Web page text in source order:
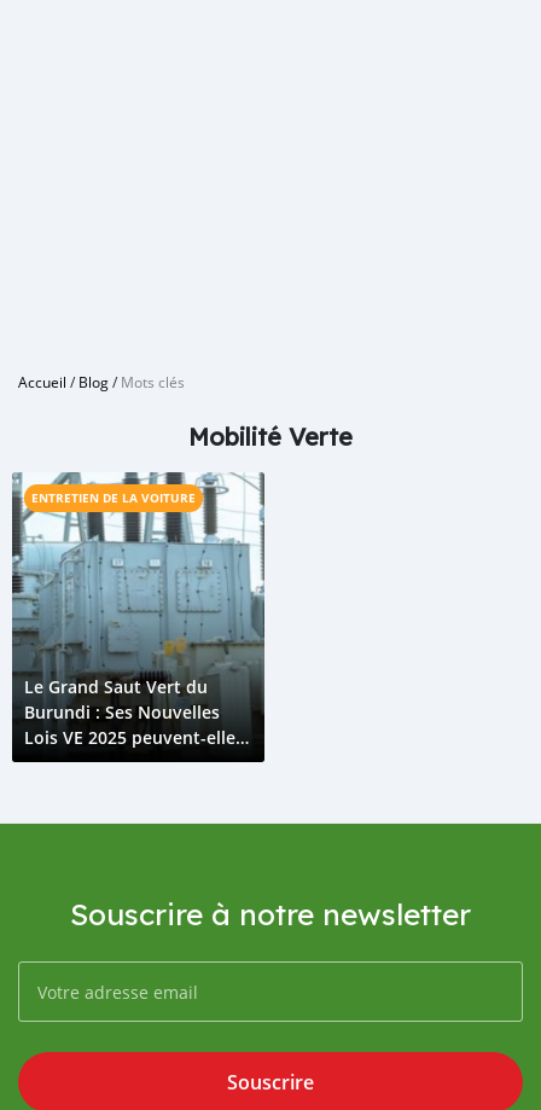
Accueil /Blog/Mots clés
Mobilité Verte
ENTRETIEN DE LA VOITURE
Le Grand Saut Vert du
Burundi : Ses Nouvelles
Lois VE 2025 peuvent-elles
en faire un Hub Électrique
Souscrire à notre newsletter
Souscrire